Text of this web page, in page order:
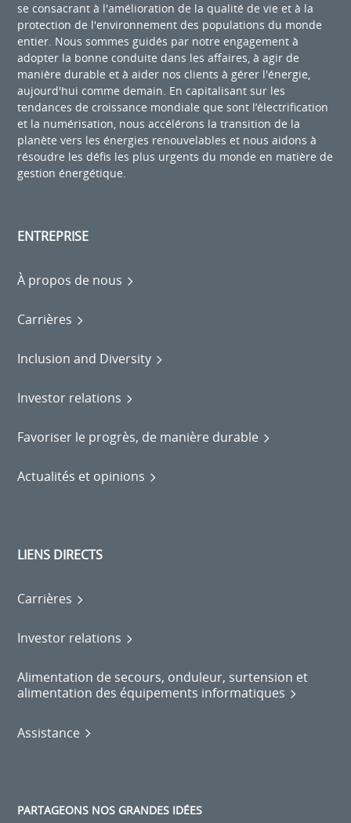
se consacrant à l'amélioration de la qualité de vie et à la
protection de l'environnement des populations du monde
entier. Nous sommes guidés par notre engagement à
adopter la bonne conduite dans les affaires, à agir de
manière durable et à aider nos clients à gérer l'énergie,
aujourd'hui comme demain. En capitalisant sur les
tendances de croissance mondiale que sont l’électrification
et la numérisation, nous accélérons la transition de la
planète vers les énergies renouvelables et nous aidons à
résoudre les défis les plus urgents du monde en matière de
gestion énergétique.
ENTREPRISE
À propos de nous
Carrières
Inclusion and Diversity
Investor relations
Favoriser le progrès, de manière durable
Actualités et opinions
LIENS DIRECTS
Carrières
Investor relations
Alimentation de secours, onduleur, surtension et
alimentation des équipements informatiques
Assistance
PARTAGEONS NOS GRANDES IDÉES